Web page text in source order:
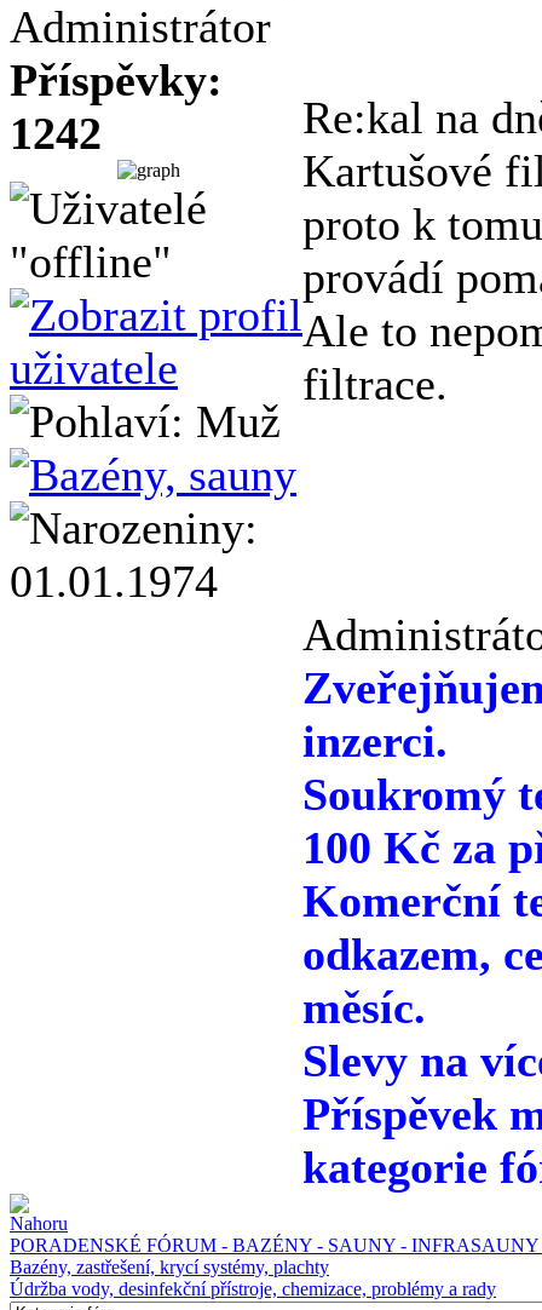
Administrátor
Příspěvky:
1242
Re:kal na
Kartušové
proto k
provádí
Ale to
filtrace.
inzerci.
Soukromý
100 Kč za
Komerční
odkazem,
měsíc.
Slevy na
Příspěvek
kategorie
PORADENSKÉ FÓRUM - BAZÉNY - SAUNY -
Bazény, zastřešení, krycí systémy, plachty
Údržba vody, desinfekční přístroje, chemizace, problémy a rady